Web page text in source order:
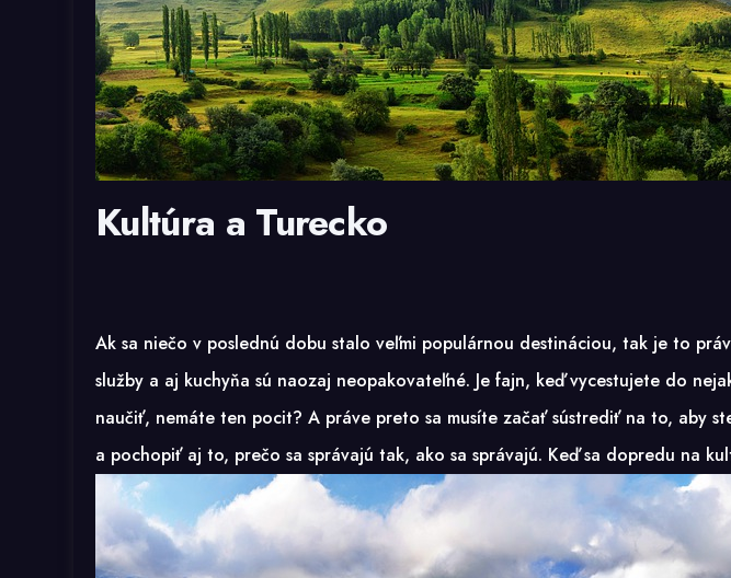
Kultúra a Turecko
Ak sa niečo v poslednú dobu stalo veľmi populárnou destináciou, tak je to
služby a aj kuchyňa sú naozaj neopakovateľné. Je fajn, keď vycestujete do
naučiť, nemáte ten pocit? A práve preto sa musíte začať sústrediť na to, aby
a pochopiť aj to, prečo sa správajú tak, ako sa správajú. Keď sa dopredu na